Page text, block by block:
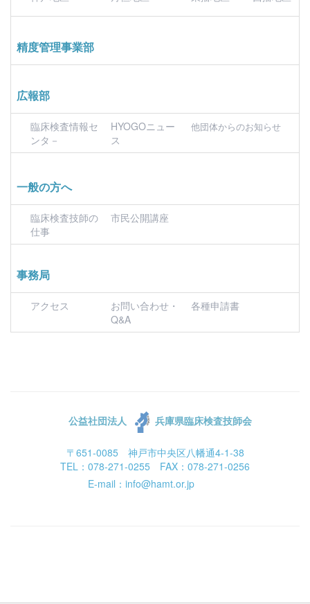
精度管理事業部
広報部
臨床検査情報セ
ンタ－
HYOGOニュー
ス
他団体からのお知らせ
一般の方へ
臨床検査技師の
仕事
市民公開講座
事務局
アクセス
お問い合わせ・
Q&A
各種申請書
公益社団法人 兵庫県臨床検査技師会
〒651-0085 神戸市中央区八幡通4-1-38
TEL：078-271-0255 FAX：078-271-0256
E-mail：info@hamt.or.jp